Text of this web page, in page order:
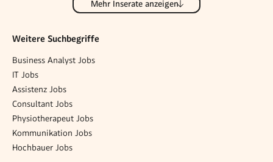
Mehr Inserate anzeigen
Weitere Suchbegriffe
Business Analyst Jobs
IT Jobs
Assistenz Jobs
Consultant Jobs
Physiotherapeut Jobs
Kommunikation Jobs
Hochbauer Jobs